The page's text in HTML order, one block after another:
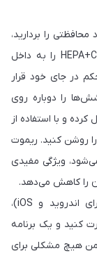
را بردارید،
پوشش‌های خارجی را باز کرده و فیلترهای HEPA+Carbon را به داخل
در جای خود قرار
را دوباره روی
و با استفاده از
روشن کنید. ریموت
ویژگی مفیدی
را کاهش می‌دهد.
با استفاده از اپلیکیشن Dyson Link (موجود برای اندروید و iOS)،
کنید و یک برنامه
من هیچ مشکلی برای